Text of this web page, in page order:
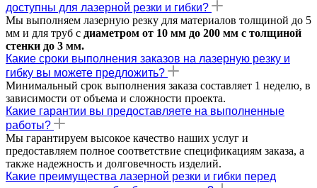
доступны для лазерной резки и гибки?
Мы выполняем лазерную резку для материалов толщиной до 5
мм и для труб с диаметром от 10 мм до 200 мм с толщиной
стенки до 3 мм.
Какие сроки выполнения заказов на лазерную резку и
гибку вы можете предложить?
Минимальный срок выполнения заказа составляет 1 неделю, в
зависимости от объема и сложности проекта.
Какие гарантии вы предоставляете на выполненные
работы?
Мы гарантируем высокое качество наших услуг и
предоставляем полное соответствие спецификациям заказа, а
также надежность и долговечность изделий.
Какие преимущества лазерной резки и гибки перед